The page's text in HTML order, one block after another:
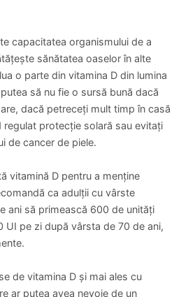
capacitatea organismului de a
sănătatea oaselor în alte
o parte din vitamina D din lumina
să nu fie o sursă bună dacă
dacă petreceți mult timp în casă
regulat protecție solară sau evitați
de cancer de piele.
vitamină D pentru a menține
ca adulții cu vârste
ani să primească 600 de unități
UI pe zi după vârsta de 70 de ani,
de vitamina D și mai ales cu
ar putea avea nevoie de un